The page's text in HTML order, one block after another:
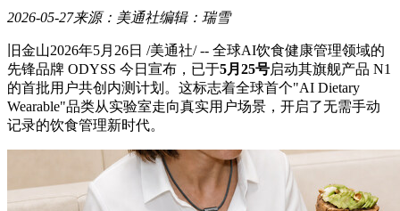
2026-05-27来源：美通社编辑：瑞雪
旧金山2026年5月26日 /美通社/ -- 全球AI饮食健康管理领域的
先锋品牌 ODYSS 今日宣布，已于5月25号启动其旗舰产品 N1
的首批用户共创内测计划。这标志着全球首个"AI Dietary
Wearable"品类从实验室走向真实用户场景，开启了无需手动
记录的饮食管理新时代。